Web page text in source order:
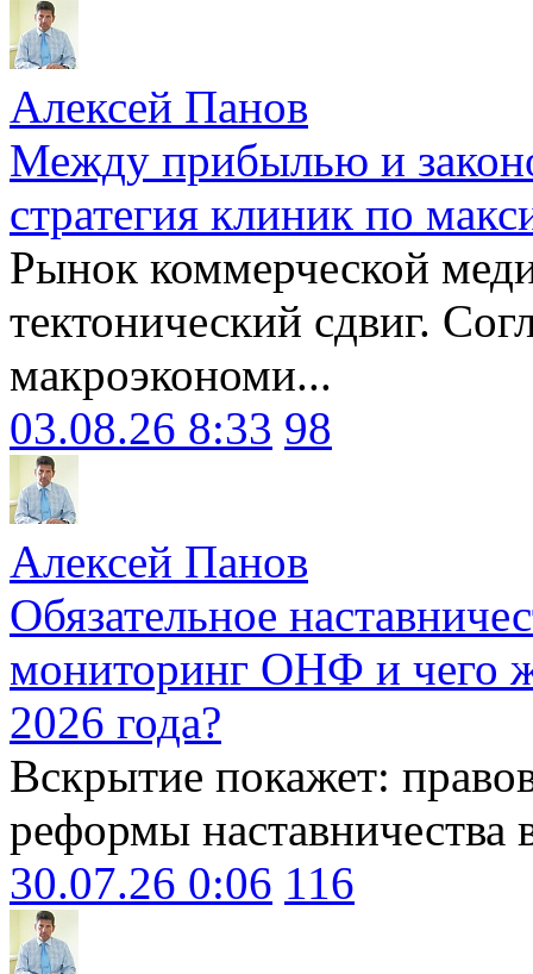
Алексей Панов
Между прибылью и
стратегия клиник по
Рынок коммерческой
тектонический сдвиг.
макроэкономи...
03.08.26 8:33 98
Алексей Панов
Обязательное
мониторинг ОНФ и чего
2026 года?
Вскрытие покажет:
реформы наставничества
30.07.26 0:06 116